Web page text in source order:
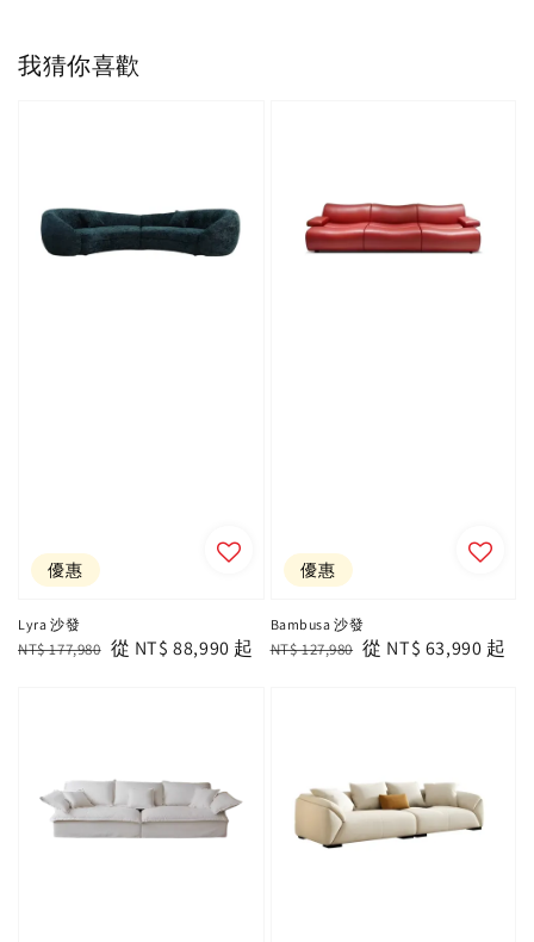
我猜你喜歡
優惠
Lyra 沙發
Regular
NT$ 177,980 Sale
從 NT$ 88,990 起
優惠
Bambusa 沙發
Regular
NT$ 127,980 Sale
從 NT$ 63,990 起